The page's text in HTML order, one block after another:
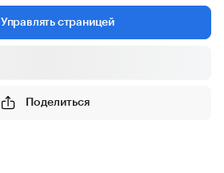
Управлять страницей
Поделиться